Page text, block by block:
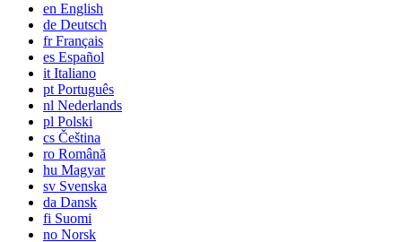
en English
de Deutsch
frFrançais
es Español
it Italiano
pt Português
nl Nederlands
pl Polski
cs Čeština
ro Română
hu Magyar
sv Svenska
da Dansk
fi Suomi
no Norsk